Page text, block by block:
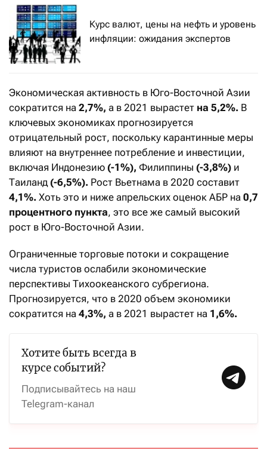
Курс валют, цены на нефть и уровень
инфляции: ожидания экспертов
Экономическая активность в Юго-Восточной Азии
сократится на 2,7%, а в 2021 вырастет на 5,2%. В
ключевых экономиках прогнозируется
отрицательный рост, поскольку карантинные меры
влияют на внутреннее потребление и инвестиции,
включая Индонезию (-1%), Филиппины (-3,8%) и
Таиланд (-6,5%). Рост Вьетнама в 2020 составит
4,1%. Хоть это и ниже апрельских оценок АБР на 0,7
процентного пункта, это все же самый высокий
рост в Юго-Восточной Азии.
Ограниченные торговые потоки и сокращение
числа туристов ослабили экономические
перспективы Тихоокеанского субрегиона.
Прогнозируется, что в 2020 объем экономики
сократится на 4,3%, а в 2021 вырастет на 1,6%.
Хотите быть всегда в
курсе событий?
Подписывайтесь на наш
Telegram-канал